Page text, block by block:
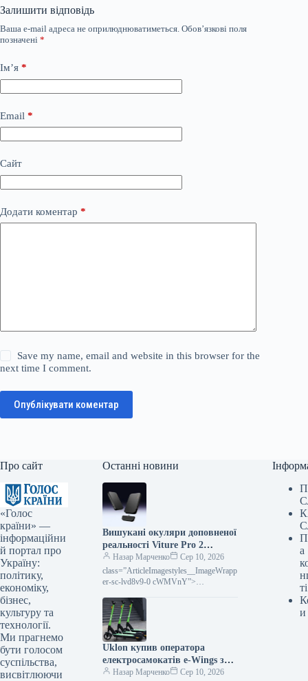
Залишити відповідь
Ваша e-mail адреса не оприлюднюватиметься. Обов’язкові поля
позначені *
Ім’я *
Email *
Сайт
Додати коментар *
Save my name, email and website in this browser for the
next time I comment.
Опублікувати коментар
Про сайт
«Голос
країни» —
інформаційни
й портал про
Україну:
політику,
економіку,
бізнес,
культуру та
технології.
Ми прагнемо
бути голосом
суспільства,
висвітлюючи
Останні новини
Вишукані окуляри доповненої
реальності Viture Pro 2
демонструються
Назар Марченко
Сер 10, 2026
class=”ArticleImagestyles__ImageWrapp
er-sc-lvd8v9-0 cWMVnY”>
доповненої реальності Viture Pro 2
Uklon купив оператора
електросамокатів e-Wings за
97,6 мільйона гривень
Назар Марченко Сер 10, 2026
а
ті
и